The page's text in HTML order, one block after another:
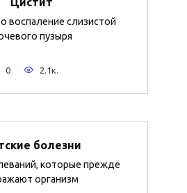
воспаление слизистой
пузыря
0 2.1к.
болезни
которые прежде
организм